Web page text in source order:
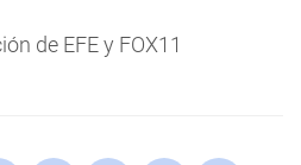
de EFE y FOX11